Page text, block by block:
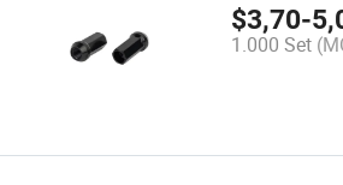
$3,70-
1.000 Set